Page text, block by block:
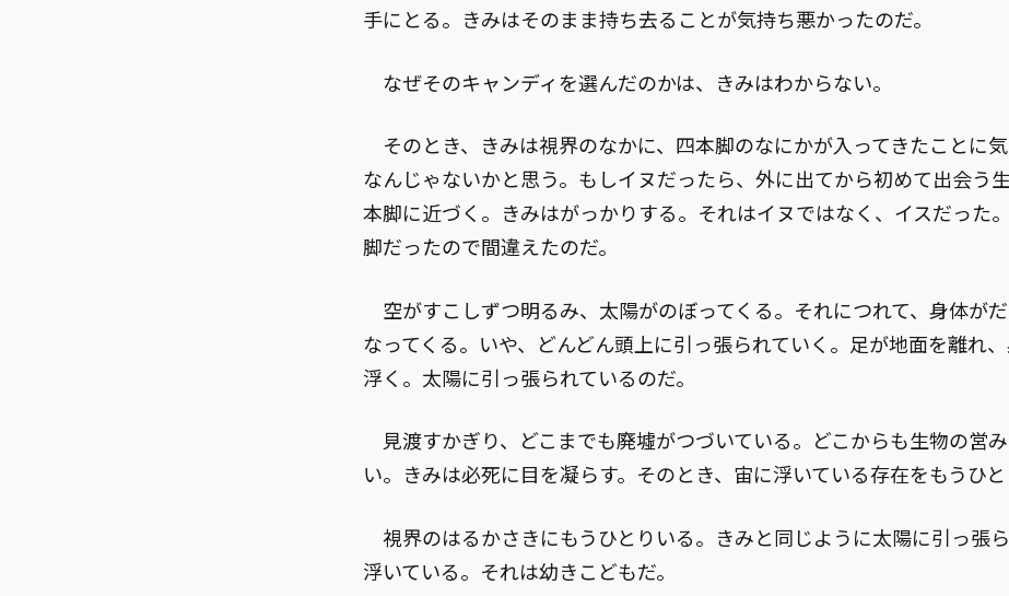
手にとる。きみはそのまま持ち去ることが気持ち悪かったのだ。
なぜそのキャンディを選んだのかは、きみはわからない。
そのとき、きみは視界のなかに、四本脚のなにかが入ってきたことに
なんじゃないかと思う。もしイヌだったら、外に出てから初めて出会う
本脚に近づく。きみはがっかりする。それはイヌではなく、イスだった
脚だったので間違えたのだ。
空がすこしずつ明るみ、太陽がのぼってくる。それにつれて、身体が
なってくる。いや、どんどん頭上に引っ張られていく。足が地面を離れ
浮く。太陽に引っ張られているのだ。
見渡すかぎり、どこまでも廃墟がつづいている。どこからも生物の営
い。きみは必死に目を凝らす。そのとき、宙に浮いている存在をもうひと
視界のはるかさきにもうひとりいる。きみと同じように太陽に引っ張
浮いている。それは幼きこどもだ。